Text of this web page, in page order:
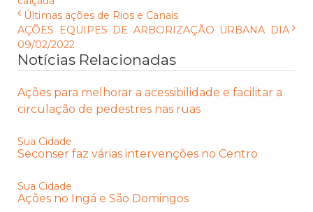
Últimas ações de Rios e Canais
AÇÕES EQUIPES DE ARBORIZAÇÃO URBANA DIA
09/02/2022
Notícias Relacionadas
Ações para melhorar a acessibilidade e facilitar a
circulação de pedestres nas ruas
Sua Cidade
Seconser faz várias intervenções no Centro
Sua Cidade
Ações no Ingá e São Domingos